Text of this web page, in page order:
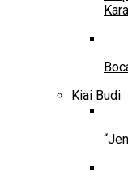
Kiai Budi